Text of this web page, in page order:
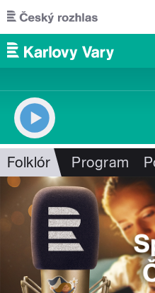
Přejít k hlavnímu obsahu
Folklór Program